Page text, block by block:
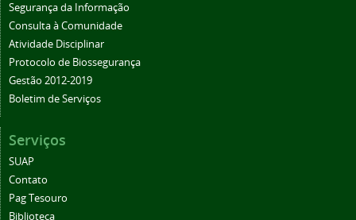
Segurança da Informação
Consulta à Comunidade
Atividade Disciplinar
Protocolo de Biossegurança
Gestão 2012-2019
Boletim de Serviços
Serviços
SUAP
Contato
Pag Tesouro
Biblioteca